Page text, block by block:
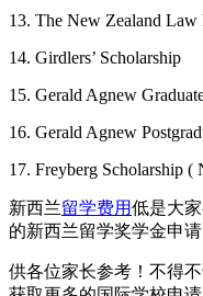
13. The New Zealand Law
14. Girdlers’ Scholarship
15. Gerald Agnew
16. Gerald Agnew
17. Freyberg Scholarship (
新西兰留学费用低是大
的新西兰留学奖学金申请
供各位家长参考！不得